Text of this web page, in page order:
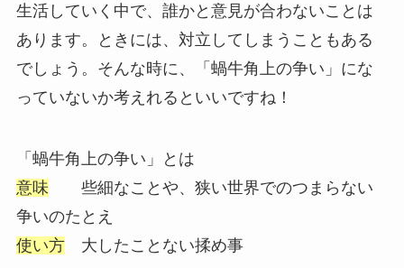
生活していく中で、誰かと意見が合わないことは
あります。ときには、対立してしまうこともある
でしょう。そんな時に、「蝸牛角上の争い」にな
っていないか考えれるといいですね！
「蝸牛角上の争い」とは
意味 些細なことや、狭い世界でのつまらない
争いのたとえ
使い方大したことない揉め事